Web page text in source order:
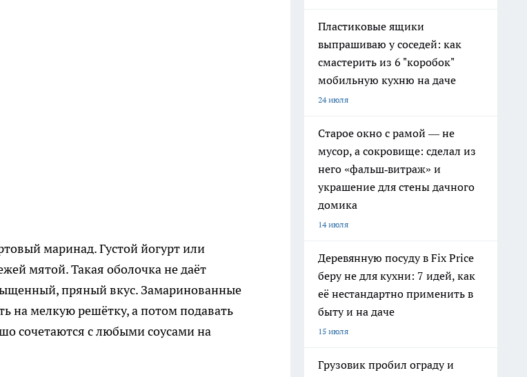
маринад. Густой йогурт или
мятой. Такая оболочка не даёт
пряный вкус. Замаринованные
на мелкую решётку, а потом подавать
сочетаются с любыми соусами на
Пластиковые ящики
выпрашиваю у соседей: как
смастерить из 6 "коробок"
мобильную кухню на даче
24 июля
Старое окно с рамой — не
мусор, а сокровище: сделал из
него «фальш‑витраж» и
украшение для стены дачного
домика
14 июля
Деревянную посуду в Fix Price
беру не для кухни: 7 идей, как
её нестандартно применить в
быту и на даче
15 июля
Грузовик пробил ограду и